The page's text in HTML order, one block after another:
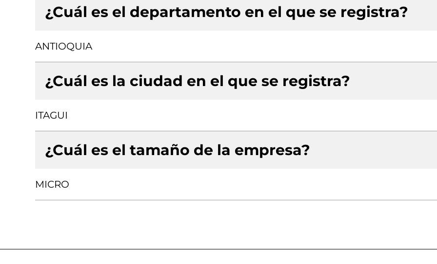
¿Cuál es el departamento en el que se registra?
ANTIOQUIA
¿Cuál es la ciudad en el que se registra?
ITAGUI
¿Cuál es el tamaño de la empresa?
MICRO